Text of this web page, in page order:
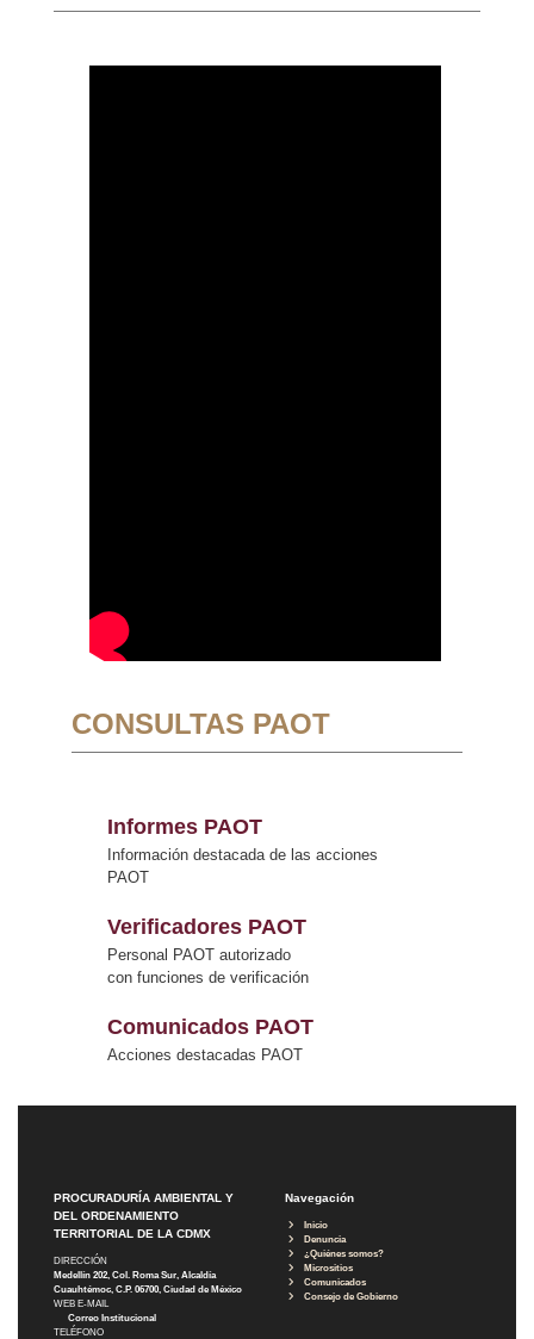
CONSULTAS PAOT
Informes PAOT
Información destacada de las acciones
PAOT
Verificadores PAOT
Personal PAOT autorizado
con funciones de verificación
Comunicados PAOT
Acciones destacadas PAOT
PROCURADURÍA AMBIENTAL Y
DEL ORDENAMIENTO
TERRITORIAL DE LA CDMX
DIRECCIÓN
Medellín 202, Col. Roma Sur, Alcaldía
Cuauhtémoc, C.P. 06700, Ciudad de México
WEB E-MAIL
Correo Institucional
TELÉFONO
Navegación
Inicio
Denuncia
¿Quiénes somos?
Micrositios
Comunicados
Consejo de Gobierno